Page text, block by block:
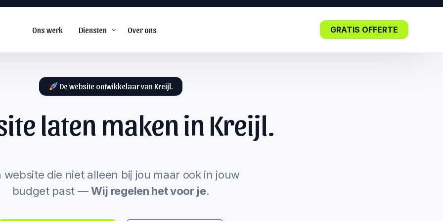
Ons werk Diensten
De #1web agency voor
snel groeiende
Lees nu: De impact van SEO in
de kern.
Over ons GRATIS OFFERTE
De website ontwikkelaar van Kreijl.
laten maken in Kreijl.
website die niet alleen bij jou maar ook in jouw
budget past —Wij regelen het voor je.